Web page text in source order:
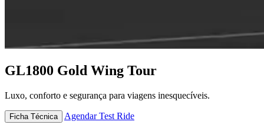
GL1800 Gold Wing Tour
Luxo, conforto e segurança para viagens inesquecíveis.
Ficha Técnica Agendar Test Ride